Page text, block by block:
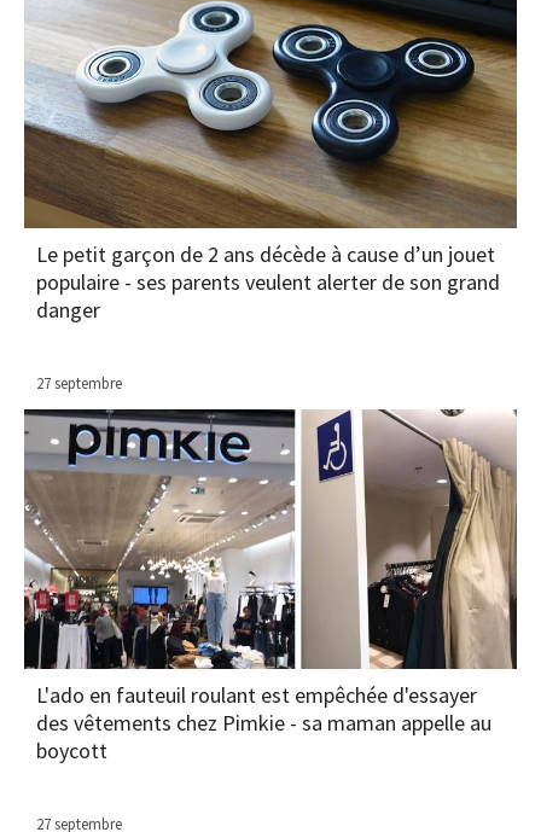
Le petit garçon de 2 ans décède à cause d’un jouet
populaire - ses parents veulent alerter de son grand
danger
27 septembre
L'ado en fauteuil roulant est empêchée d'essayer
des vêtements chez Pimkie - sa maman appelle au
boycott
27 septembre